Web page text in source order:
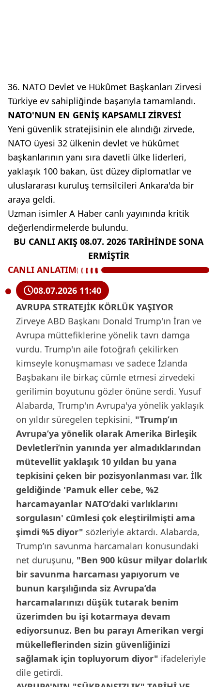
36. NATO Devlet ve Hükûmet Başkanları Zirvesi
Türkiye ev sahipliğinde başarıyla tamamlandı.
NATO'NUN EN GENİŞ KAPSAMLI ZİRVESİ
Yeni güvenlik stratejisinin ele alındığı zirvede,
NATO üyesi 32 ülkenin devlet ve hükûmet
başkanlarının yanı sıra davetli ülke liderleri,
yaklaşık 100 bakan, üst düzey diplomatlar ve
uluslararası kuruluş temsilcileri Ankara'da bir
araya geldi.
Uzman isimler A Haber canlı yayınında kritik
değerlendirmelerde bulundu.
BU CANLI AKIŞ 08.07. 2026 TARİHİNDE SONA
ERMİŞTİR
CANLI ANLATIM
08.07.2026 11:40
AVRUPA STRATEJİK KÖRLÜK YAŞIYOR
Zirveye ABD Başkanı Donald Trump'ın İran ve
Avrupa müttefiklerine yönelik tavrı damga
vurdu. Trump'ın aile fotoğrafı çekilirken
kimseyle konuşmaması ve sadece İzlanda
Başbakanı ile birkaç cümle etmesi zirvedeki
gerilimin boyutunu gözler önüne serdi. Yusuf
Alabarda, Trump'ın Avrupa'ya yönelik yaklaşık
on yıldır süregelen tepkisini, "Trump’ın
Avrupa’ya yönelik olarak Amerika Birleşik
Devletleri’nin yanında yer almadıklarından
mütevellit yaklaşık 10 yıldan bu yana
tepkisini çeken bir pozisyonlanması var. İlk
geldiğinde 'Pamuk eller cebe, %2
harcamayanlar NATO’daki varlıklarını
sorgulasın' cümlesi çok eleştirilmişti ama
şimdi %5 diyor" sözleriyle aktardı. Alabarda,
Trump’ın savunma harcamaları konusundaki
net duruşunu, "Ben 900 küsur milyar dolarlık
bir savunma harcaması yapıyorum ve
bunun karşılığında siz Avrupa’da
harcamalarınızı düşük tutarak benim
üzerimden bu işi kotarmaya devam
ediyorsunuz. Ben bu parayı Amerikan vergi
mükelleflerinden sizin güvenliğinizi
sağlamak için topluyorum diyor" ifadeleriyle
dile getirdi.